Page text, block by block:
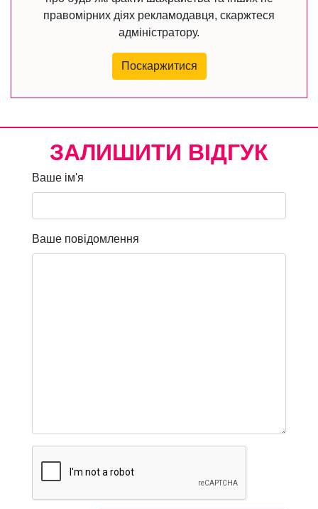
правомірних діях рекламодавця, скаржтеся
адміністратору.
Поскаржитися
ЗАЛИШИТИ ВІДГУК
Ваше ім'я
Ваше повідомлення